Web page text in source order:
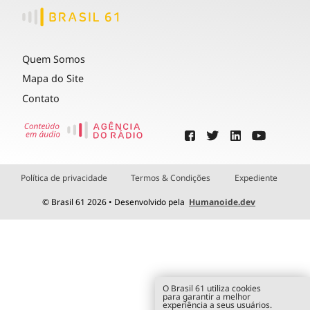
Quem Somos
Mapa do Site
Contato
Política de privacidade Termos & Condições Expediente
© Brasil 61 2026 • Desenvolvido pela Humanoide.dev
O Brasil 61 utiliza cookies
para garantir a melhor
experiência a seus usuários.